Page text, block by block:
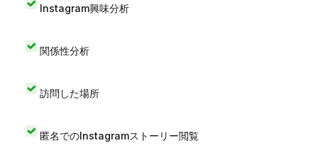
Instagram興味分析
関係性分析
訪問した場所
匿名でのInstagramストーリー閲覧